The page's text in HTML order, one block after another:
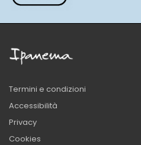
Termini e condizioni
Accessibilità
Privacy
Cookies